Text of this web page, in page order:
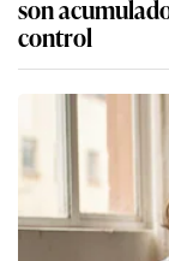
son
control